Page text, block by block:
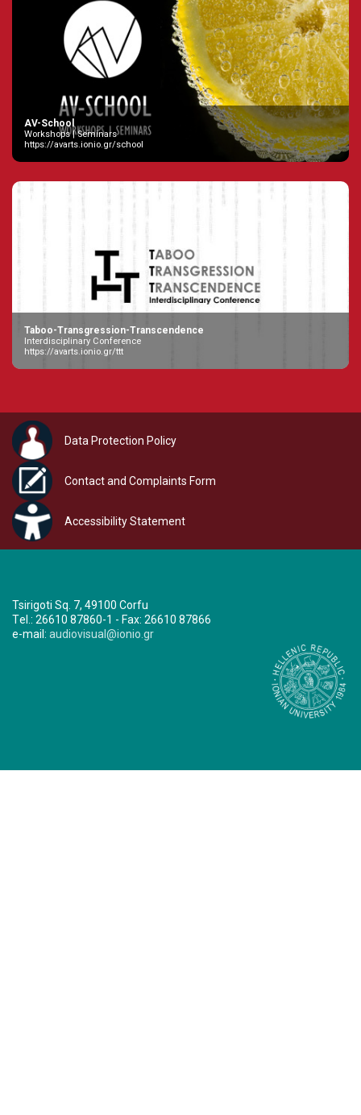
AV-School
Workshops | Seminars
https://avarts.ionio.gr/school
Taboo-Transgression-Transcendence
Interdisciplinary Conference
https://avarts.ionio.gr/ttt
Data Protection Policy
Contact and Complaints Form
Accessibility Statement
Tsirigoti Sq. 7, 49100 Corfu
Τel.: 26610 87860-1 - Fax: 26610 87866
e-mail: audiovisual@ionio.gr